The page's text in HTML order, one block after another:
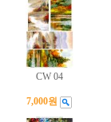
CW 04
7,000원